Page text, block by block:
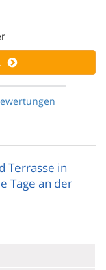
Terrasse in
Tage an der